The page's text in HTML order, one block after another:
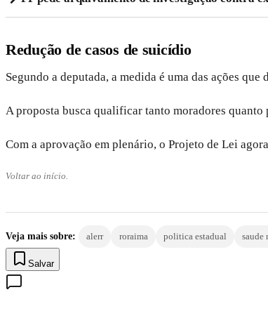
Redução de casos de suicídio
Segundo a deputada, a medida é uma das ações
A proposta busca qualificar tanto moradores
Com a aprovação em plenário, o Projeto de Lei
Voltar ao início.
Veja mais sobre: alerr roraima politica estadual saude
Salvar